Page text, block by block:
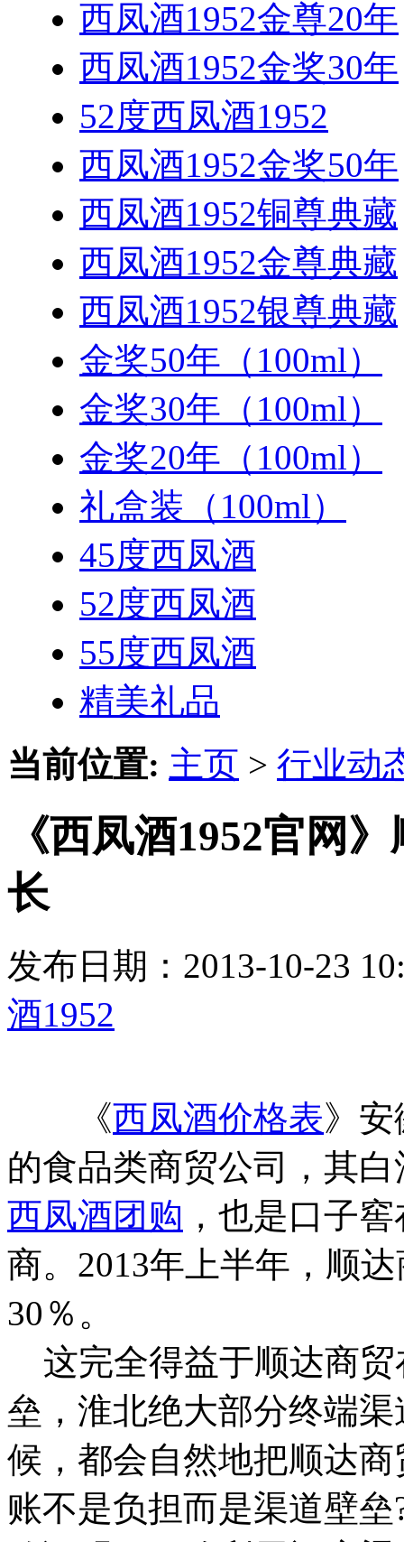
西凤酒1952金尊20年
西凤酒1952金奖30年
52度西凤酒1952
西凤酒1952金奖50年
西凤酒1952铜尊典藏
西凤酒1952金尊典藏
西凤酒1952银尊典藏
金奖50年（100ml）
金奖30年（100ml）
金奖20年（100ml）
礼盒装（100ml）
45度西凤酒
52度西凤酒
55度西凤酒
精美礼品
当前位置: 主页 > 行业动
《西凤酒1952官网
长
发布日期：2013-10-23
酒1952
《西凤酒价格表》
的食品类商贸公司，其
西凤酒团购 ，也是口子
商。2013年上半年，顺
30％。
这完全得益于顺达商贸
垒，淮北绝大部分终端
候，都会自然地把顺达
账不是负担而是渠道壁